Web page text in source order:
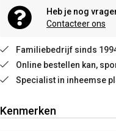
Heb je nog
Contacteer ons
Familiebedrijf sinds
Online bestellen kan,
Specialist in inheemse
Kenmerken